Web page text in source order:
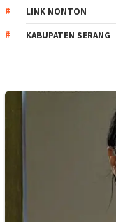
LINK NONTON
KABUPATEN SERANG